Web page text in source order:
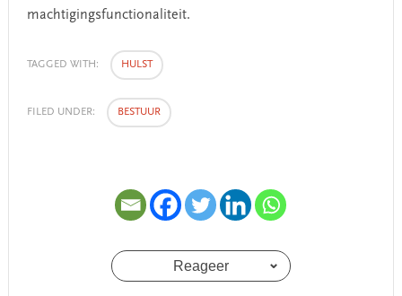
machtigingsfunctionaliteit.
TAGGED WITH: HULST
FILED UNDER: BESTUUR
Reageer